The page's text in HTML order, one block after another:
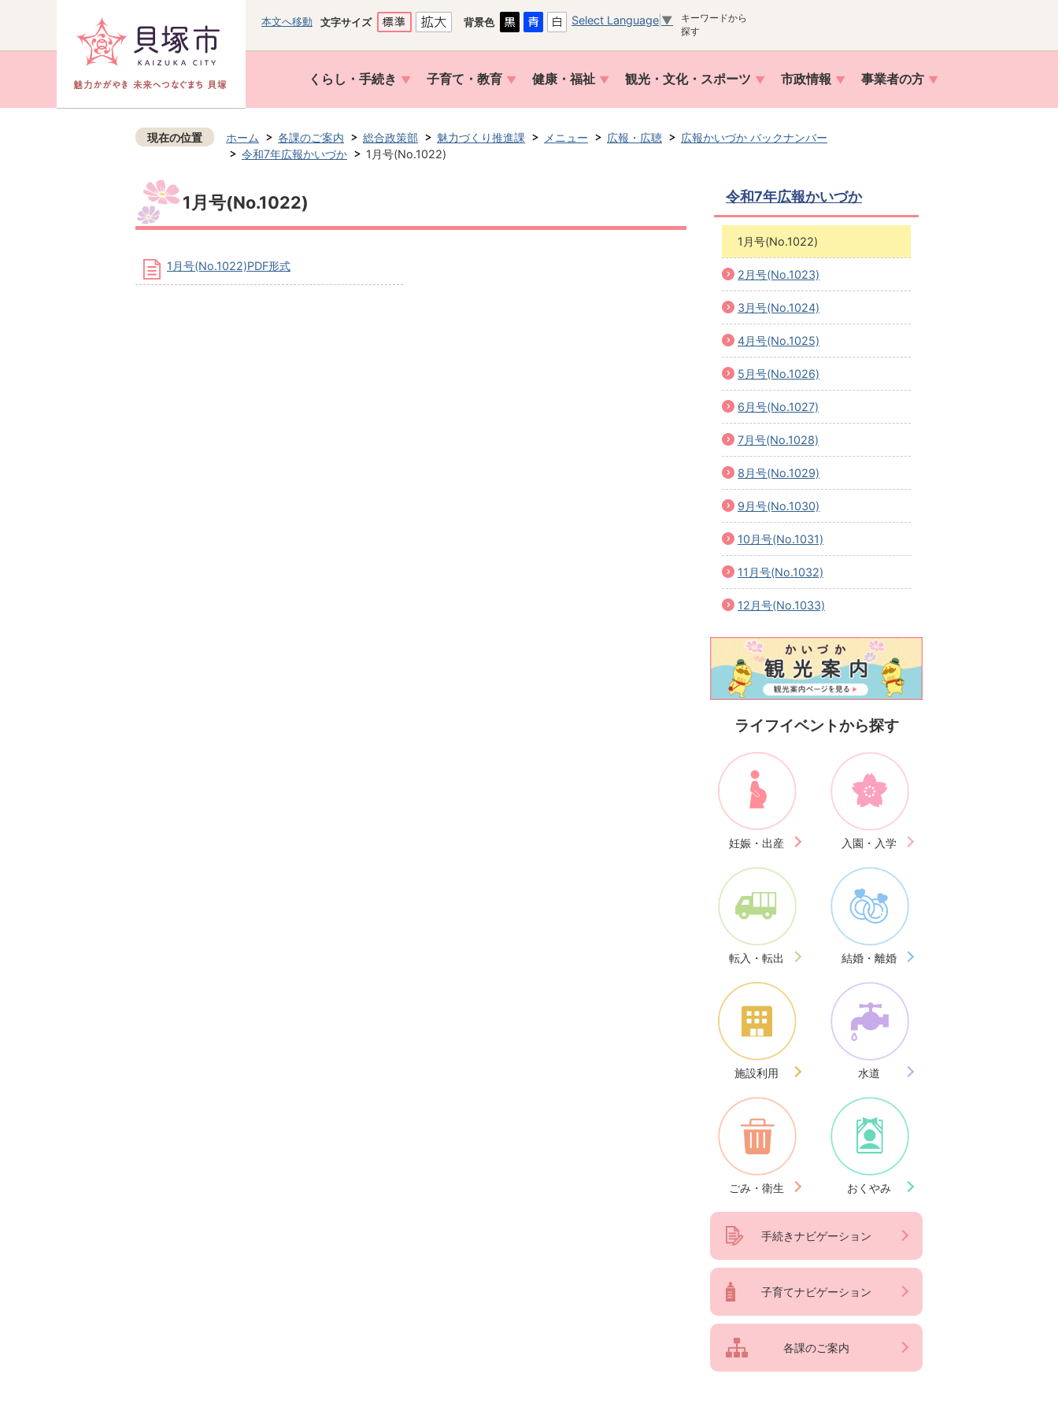
本文へ移動 文字サイズ 背景色 Select Language ▼
キーワードから
探す
くらし・手続き 子育て・教育 健康・福祉 観光・文化・スポーツ 市政情報 事業者の方
現在の位置 ホーム 各課のご案内 総合政策部 魅力づくり推進課 メニュー 広報・広聴
広報かいづか バックナンバー
令和7年広報かいづか
1月号(No.1022)
1月号(No.1022)
1月号(No.1022)PDF形式
令和7年広報かいづか
1月号(No.1022)
2月号(No.1023)
3月号(No.1024)
4月号(No.1025)
5月号(No.1026)
6月号(No.1027)
7月号(No.1028)
8月号(No.1029)
9月号(No.1030)
10月号(No.1031)
11月号(No.1032)
12月号(No.1033)
ライフイベントから探す
妊娠・出産 入園・入学
転入・転出 結婚・離婚
施設利用 水道
ごみ・衛生 おくやみ
手続きナビゲーション
子育てナビゲーション
各課のご案内